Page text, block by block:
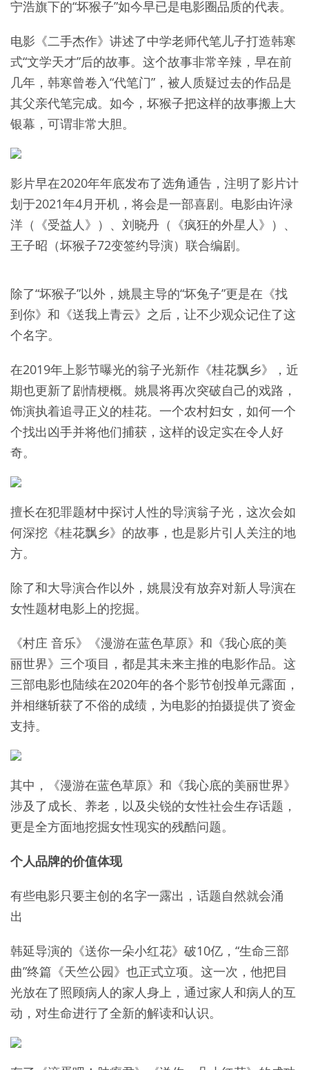
宁浩旗下的“坏猴子”如今早已是电影圈品质的代表。
电影《二手杰作》讲述了中学老师代笔儿子打造韩寒
式“文学天才”后的故事。这个故事非常辛辣，早在前
几年，韩寒曾卷入“代笔门”，被人质疑过去的作品是
其父亲代笔完成。如今，坏猴子把这样的故事搬上大
银幕，可谓非常大胆。
影片早在2020年年底发布了选角通告，注明了影片计
划于2021年4月开机，将会是一部喜剧。电影由许渌
洋（《受益人》）、刘晓丹（《疯狂的外星人》）、
王子昭（坏猴子72变签约导演）联合编剧。
除了“坏猴子”以外，姚晨主导的“坏兔子”更是在《找
到你》和《送我上青云》之后，让不少观众记住了这
个名字。
在2019年上影节曝光的翁子光新作《桂花飘乡》，近
期也更新了剧情梗概。姚晨将再次突破自己的戏路，
饰演执着追寻正义的桂花。一个农村妇女，如何一个
个找出凶手并将他们捕获，这样的设定实在令人好
奇。
擅长在犯罪题材中探讨人性的导演翁子光，这次会如
何深挖《桂花飘乡》的故事，也是影片引人关注的地
方。
除了和大导演合作以外，姚晨没有放弃对新人导演在
女性题材电影上的挖掘。
《村庄 音乐》《漫游在蓝色草原》和《我心底的美
丽世界》三个项目，都是其未来主推的电影作品。这
三部电影也陆续在2020年的各个影节创投单元露面，
并相继斩获了不俗的成绩，为电影的拍摄提供了资金
支持。
其中，《漫游在蓝色草原》和《我心底的美丽世界》
涉及了成长、养老，以及尖锐的女性社会生存话题，
更是全方面地挖掘女性现实的残酷问题。
个人品牌的价值体现
有些电影只要主创的名字一露出，话题自然就会涌
出
韩延导演的《送你一朵小红花》破10亿，“生命三部
曲”终篇《天竺公园》也正式立项。这一次，他把目
光放在了照顾病人的家人身上，通过家人和病人的互
动，对生命进行了全新的解读和认识。